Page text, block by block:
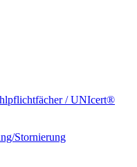
/ UNIcert®
Stornierung